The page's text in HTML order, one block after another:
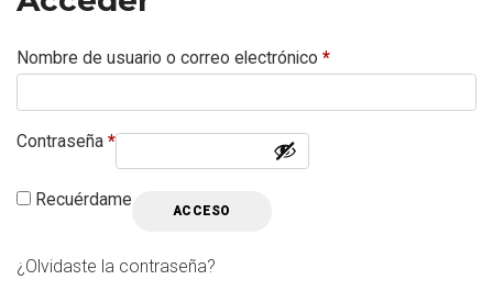
Nombre de usuario o correo electrónico *
Contraseña *
Recuérdame
ACCESO
¿Olvidaste la contraseña?